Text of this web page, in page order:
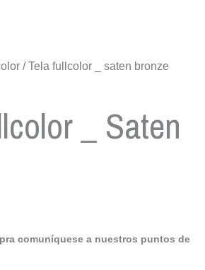
/ Tela fullcolor _ saten bronze
_ Saten
comuníquese a nuestros puntos de